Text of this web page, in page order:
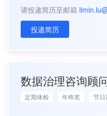
请投递简历至邮箱
投递简历
数据治理咨询顾
定期体检 年终奖 节日